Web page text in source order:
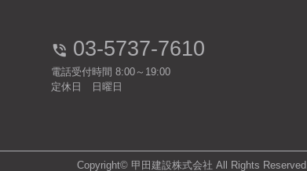
03-5737-7610
電話受付時間 8:00～19:00
定休日 日曜日
Copyright© 甲田建設株式会社 All Rights Reserved.